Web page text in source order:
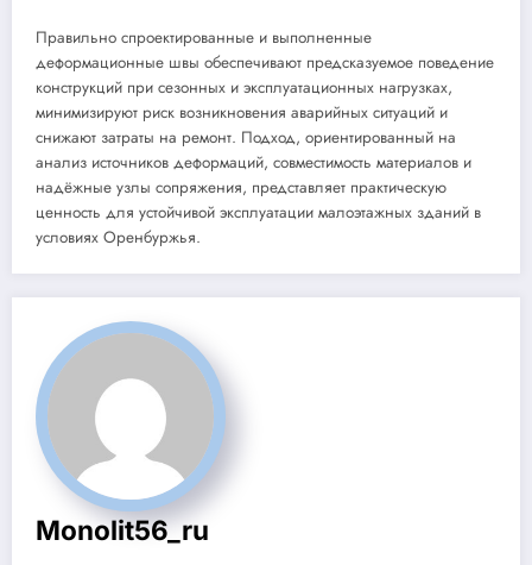
Правильно спроектированные и выполненные
деформационные швы обеспечивают предсказуемое поведение
конструкций при сезонных и эксплуатационных нагрузках,
минимизируют риск возникновения аварийных ситуаций и
снижают затраты на ремонт. Подход, ориентированный на
анализ источников деформаций, совместимость материалов и
надёжные узлы сопряжения, представляет практическую
ценность для устойчивой эксплуатации малоэтажных зданий в
условиях Оренбуржья.
Monolit56_ru